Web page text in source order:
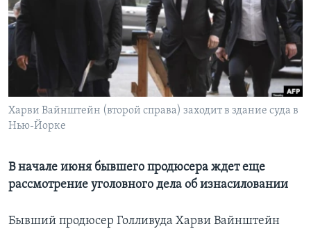
Learning English
СОЦИАЛЬНЫЕ СЕТИ
Языки
Харви Вайнштейн (второй справа) заходит в здание суда в
Нью-Йорке
В начале июня бывшего продюсера ждет еще
рассмотрение уголовного дела об изнасиловании
Бывший продюсер Голливуда Харви Вайнштейн